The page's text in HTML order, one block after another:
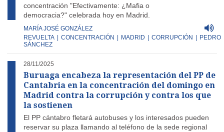
concentración "Efectivamente: ¿Mafia o
democracia?" celebrada hoy en Madrid.
MARÍA JOSÉ GONZÁLEZ
REVUELTA
CONCENTRACIÓN MADRID CORRUPCIÓN
PEDRO
SÁNCHEZ
28/11/2025
Buruaga encabeza la representación del PP de
Cantabria en la concentración del domingo en
Madrid contra la corrupción y contra los que
la sostienen
El PP cántabro fletará autobuses y los interesados pueden
reservar su plaza llamando al teléfono de la sede regional